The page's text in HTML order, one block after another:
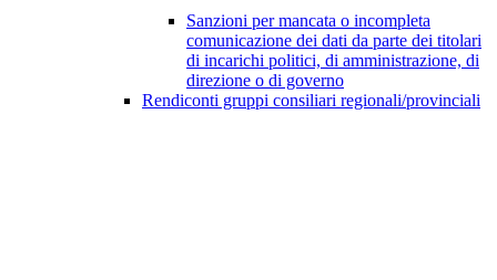
Sanzioni per mancata o incompleta
comunicazione dei dati da parte dei titolari
di incarichi politici, di amministrazione, di
direzione o di governo
Rendiconti gruppi consiliari regionali/provinciali